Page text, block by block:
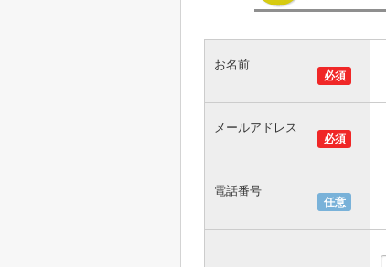
必須
お名前
必須
メールアドレス
任意
電話番号